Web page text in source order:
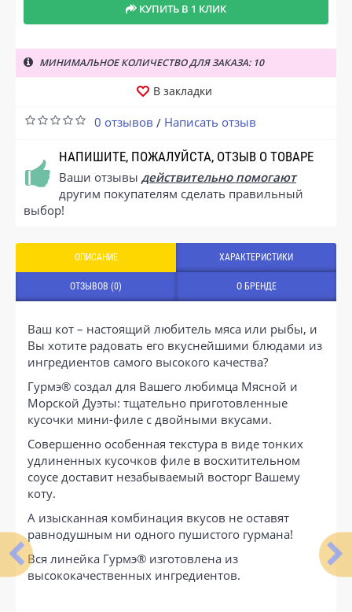
КУПИТЬ В 1 КЛИК
МИНИМАЛЬНОЕ КОЛИЧЕСТВО ДЛЯ ЗАКАЗА: 10
В закладки
0 отзывов / Написать отзыв
НАПИШИТЕ, ПОЖАЛУЙСТА, ОТЗЫВ О ТОВАРЕ
Ваши отзывы действительно помогают
другим покупателям сделать правильный
выбор!
ОПИСАНИЕ ХАРАКТЕРИСТИКИ
ОТЗЫВОВ (0) О БРЕНДЕ
Ваш кот – настоящий любитель мяса или рыбы, и
Вы хотите радовать его вкуснейшими блюдами из
ингредиентов самого высокого качества?
Гурмэ® создал для Вашего любимца Мясной и
Морской Дуэты: тщательно приготовленные
кусочки мини-филе с двойными вкусами.
Совершенно особенная текстура в виде тонких
удлиненных кусочков филе в восхитительном
соусе доставит незабываемый восторг Вашему
коту.
А изысканная комбинация вкусов не оставят
равнодушным ни одного пушистого гурмана!
Вся линейка Гурмэ® изготовлена из
высококачественных ингредиентов.